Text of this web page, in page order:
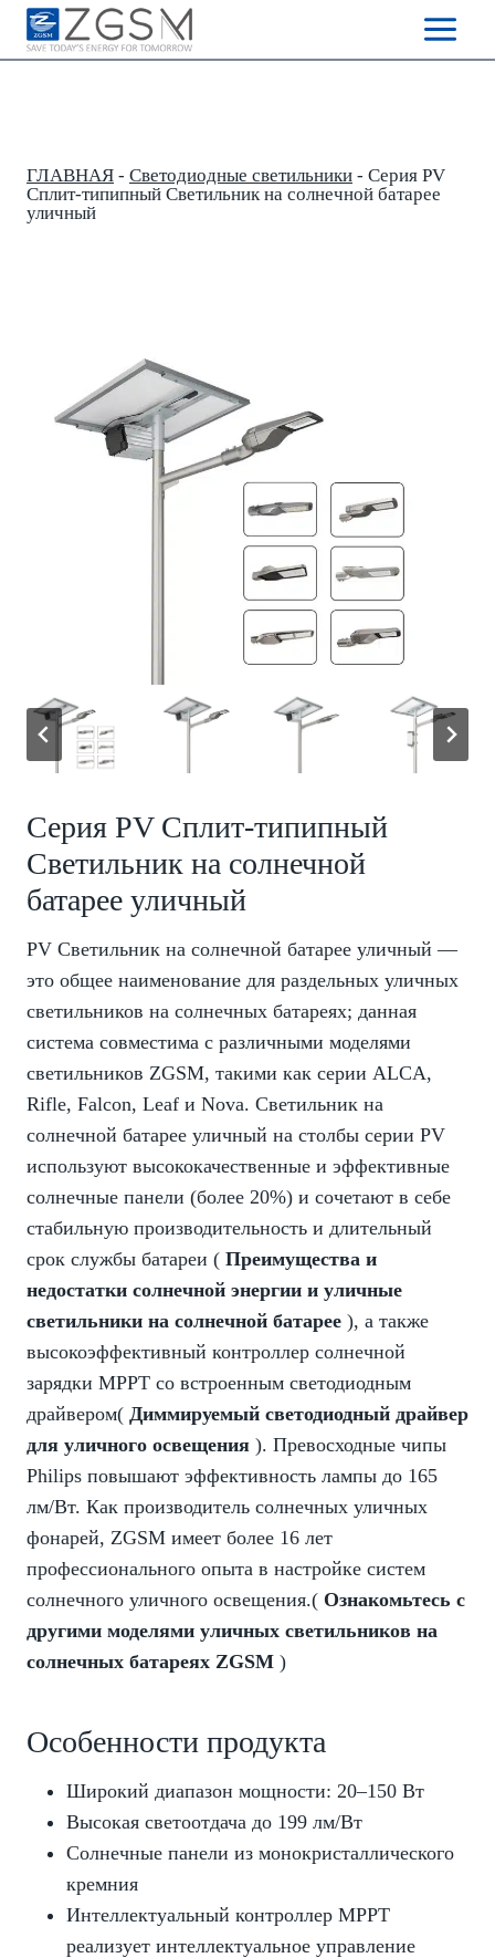
Skip
ГЛАВНАЯ - Светодиодные светильники - Серия PV
Сплит-типипный Светильник на солнечной батарее
уличный
Серия PV Сплит-типипный
Светильник на солнечной
батарее уличный
PV Светильник на солнечной батарее уличный —
это общее наименование для раздельных уличных
светильников на солнечных батареях; данная
система совместима с различными моделями
светильников ZGSM, такими как серии ALCA,
Rifle, Falcon, Leaf и Nova. Светильник на
солнечной батарее уличный на столбы серии PV
используют высококачественные и эффективные
солнечные панели (более 20%) и сочетают в себе
стабильную производительность и длительный
срок службы батареи ( Преимущества и
недостатки солнечной энергии и уличные
светильники на солнечной батарее ), а также
высокоэффективный контроллер солнечной
зарядки MPPT со встроенным светодиодным
драйвером( Диммируемый светодиодный драйвер
для уличного освещения ). Превосходные чипы
Philips повышают эффективность лампы до 165
лм/Вт. Как производитель солнечных уличных
фонарей, ZGSM имеет более 16 лет
профессионального опыта в настройке систем
солнечного уличного освещения.( Ознакомьтесь с
другими моделями уличных светильников на
солнечных батареях ZGSM )
Особенности продукта
Широкий диапазон мощности: 20–150 Вт
Высокая светоотдача до 199 лм/Вт
Солнечные панели из монокристаллического
кремния
Интеллектуальный контроллер MPPT
реализует интеллектуальное управление